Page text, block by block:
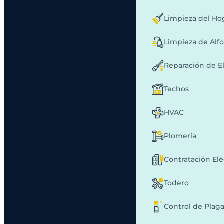
Limpieza del
Limpieza de
Reparación de
Techos
HVAC
Plomería
Contratación
Todero
Control de